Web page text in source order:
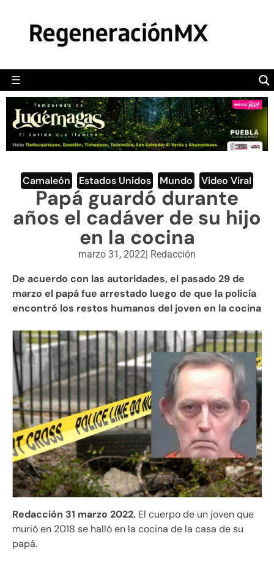
☰
POLÍTICA
CAMALEÓN
OPINIÓN
DEPORTES
ENGLISH SECTION
VIDEOS
Camaleón Estados Unidos Mundo Video Viral
Papá guardó durante
años el cadáver de su hijo
en la cocina
marzo 31, 2022| Redacción
De acuerdo con las autoridades, el pasado 29 de
marzo el papá fue arrestado luego de que la policía
encontró los restos humanos del joven en la cocina
Redacción 31 marzo 2022. El cuerpo de un joven que
murió en 2018 se halló en la cocina de la casa de su
papá.